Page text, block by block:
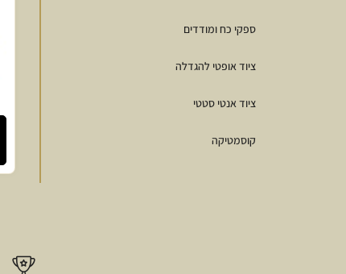
ספקי כח ומודדים
ציוד אופטי להגדלה
ציוד אנטי סטטי
קוסמטיקה